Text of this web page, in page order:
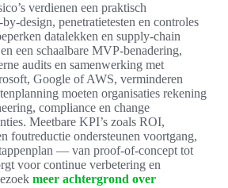
verdienen een praktisch
design, penetratietesten en controles
datalekken en supply‑chain
een schaalbare MVP-benadering,
audits en samenwerking met
Google of AWS, verminderen
moeten organisaties rekening
compliance en change
Meetbare KPI’s zoals ROI,
foutreductie ondersteunen voortgang,
— van proof-of-concept tot
voor continue verbetering en
meer achtergrond over